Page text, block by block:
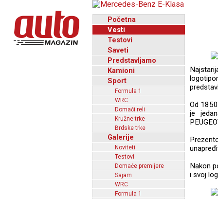
Početna
Vesti
Testovi
Saveti
Predstavljamo
Kamioni
Sport
Formula 1
WRC
Domaći reli
Kružne trke
Brdske trke
Galerije
Noviteti
Testovi
Domaće premijere
Sajam
WRC
Formula 1
Od
je
Nakon
i svoj